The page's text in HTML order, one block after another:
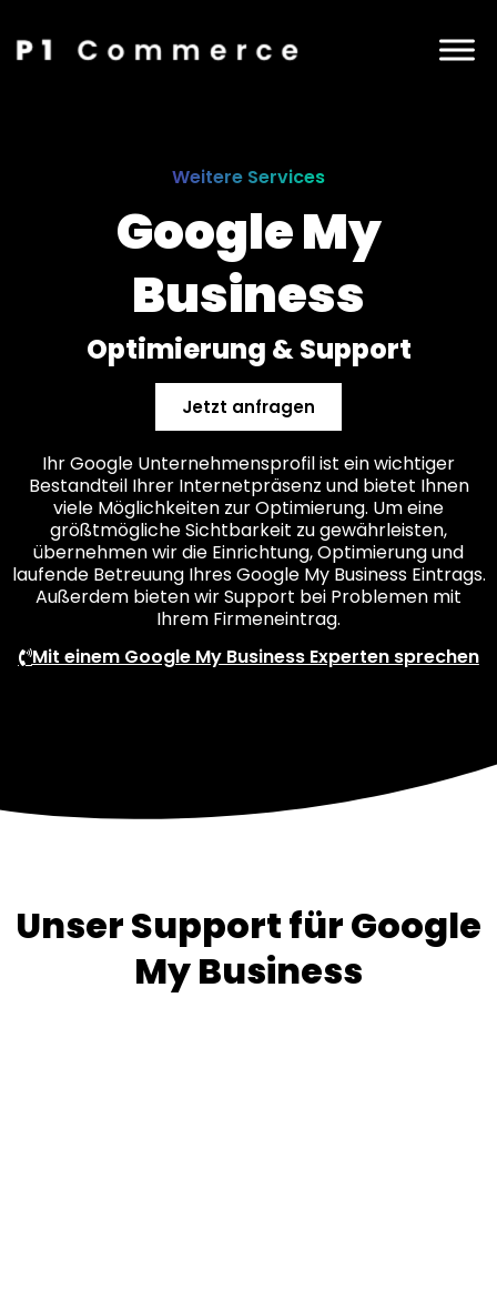
Weitere Services
Google My
Business
Optimierung & Support
Jetzt anfragen
Ihr Google Unternehmensprofil ist ein wichtiger
Bestandteil Ihrer Internetpräsenz und bietet Ihnen
viele Möglichkeiten zur Optimierung. Um eine
größtmögliche Sichtbarkeit zu gewährleisten,
übernehmen wir die Einrichtung, Optimierung und
laufende Betreuung Ihres Google My Business Eintrags.
Außerdem bieten wir Support bei Problemen mit
Ihrem Firmeneintrag.
Mit einem Google My Business Experten sprechen
Unser Support für Google
My Business